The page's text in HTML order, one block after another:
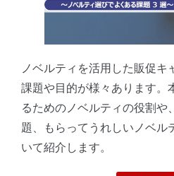
ノベルティを活用した販促キ
課題や目的が様々あります。
るためのノベルティの役割や
題、もらってうれしいノベル
いて紹介します。